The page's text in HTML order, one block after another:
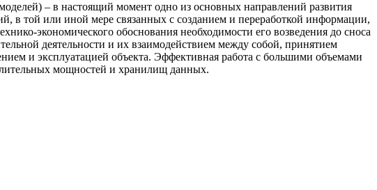
– в настоящий момент одно из основных направлений развития
в той или иной мере связанных с созданием и переработкой информации,
экономического обоснования необходимости его возведения до сноса
деятельности и их взаимодействием между собой, принятием
и эксплуатацией объекта. Эффективная работа с большими объемами
мощностей и хранилищ данных.